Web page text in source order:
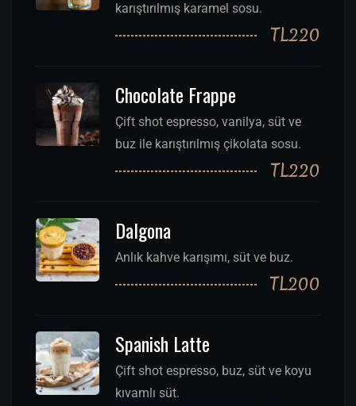
karıştırılmış karamel sosu.
TL220
Chocolate Frappe
Çift shot espresso, vanilya, süt ve
buz ile karıştırılmış çikolata sosu.
TL220
Dalgona
Anlık kahve karışımı, süt ve buz.
TL200
Spanish Latte
Çift shot espresso, buz, süt ve koyu
kıvamlı süt.